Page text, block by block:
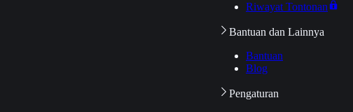
Riwayat Tontonan
Bantuan dan Lainnya
Bantuan
Blog
Pengaturan